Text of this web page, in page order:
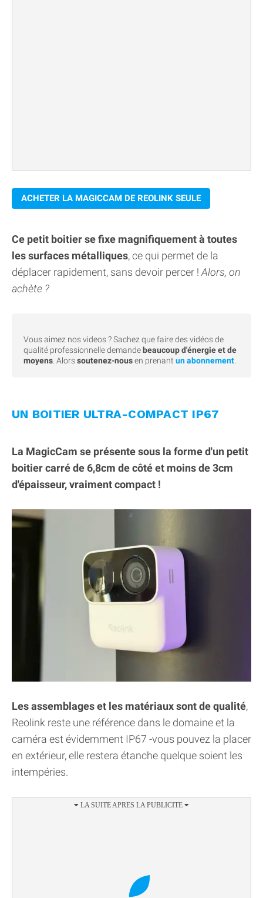
ACHETER LA MAGICCAM DE REOLINK SEULE
Ce petit boitier se fixe magnifiquement à toutes
les surfaces métalliques, ce qui permet de la
déplacer rapidement, sans devoir percer !Alors, on
achète ?
Vous aimez nos videos ? Sachez que faire des vidéos de
qualité professionnelle demande beaucoup d'énergie et de
moyens. Alorssoutenez-nousen prenant un abonnement.
UN BOITIER ULTRA-COMPACT IP67
La MagicCam se présente sous la forme d'un petit
boitier carré de 6,8cm de côté et moins de 3cm
d'épaisseur, vraiment compact !
Les assemblages et les matériaux sont de qualité,
Reolink reste une référence dans le domaine et la
caméra est évidemment IP67 -vous pouvez la placer
en extérieur, elle restera étanche quelque soient les
intempéries.